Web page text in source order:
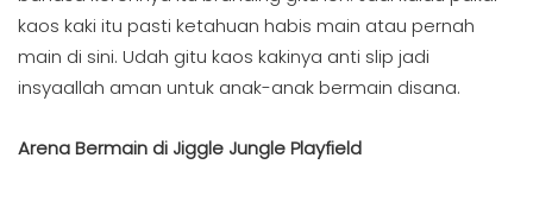
kaos kaki itu pasti ketahuan habis main atau pernah
main di sini. Udah gitu kaos kakinya anti slip jadi
insyaallah aman untuk anak-anak bermain disana.
Arena Bermain di Jiggle Jungle Playfield